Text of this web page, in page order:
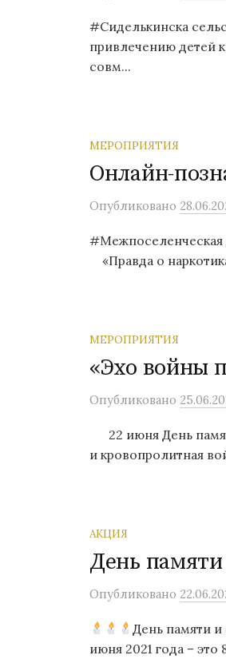
#Сиделькинска
привлечению детей
совм...
МЕРОПРИЯТИЯ
Онлайн-
Опубликовано
«Правда о
МЕРОПРИЯТИЯ
«Эхо войны
Опубликовано
22 июня День
и кровопролитная
АКЦИЯ
День
Опубликовано
День памяти и
июня 2021 года –